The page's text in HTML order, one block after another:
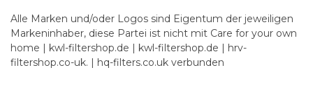
Alle Marken und/oder Logos sind Eigentum der jeweiligen
Markeninhaber, diese Partei ist nicht mit Care for your own
home | kwl-filtershop.de | kwl-filtershop.de | hrv-
filtershop.co-uk. | hq-filters.co.uk verbunden